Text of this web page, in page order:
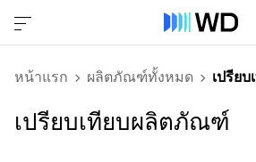
หน้าแรก ผลิตภัณฑ์ทั้งหมด เปรีย
เปรียบเทียบผลิตภัณฑ์